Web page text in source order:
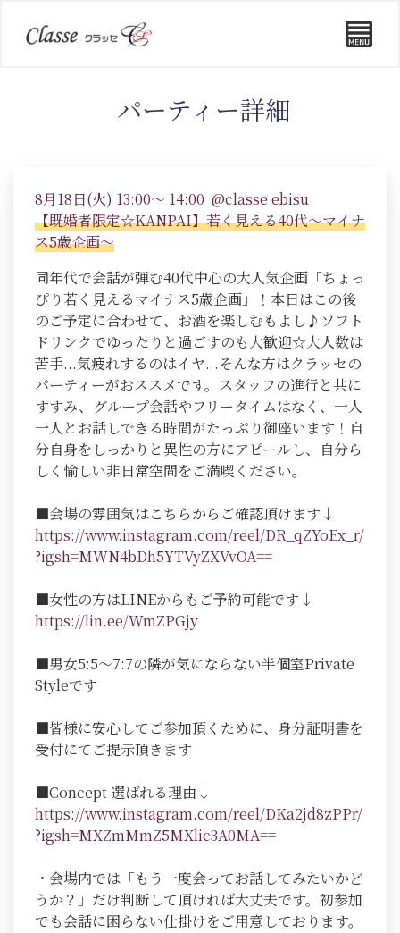
パーティー詳細
8月18日(火) 13:00～ 14:00 @classe ebisu
【既婚者限定☆KANPAI】若く見える40代～マイナ
ス5歳企画～
同年代で会話が弾む40代中心の大人気企画「ちょっ
ぴり若く見えるマイナス5歳企画」！本日はこの後
のご予定に合わせて、お酒を楽しむもよし♪ソフト
ドリンクでゆったりと過ごすのも大歓迎☆大人数は
苦手...気疲れするのはイヤ...そんな方はクラッセの
パーティーがおススメです。スタッフの進行と共に
すすみ、グループ会話やフリータイムはなく、一人
一人とお話しできる時間がたっぷり御座います！自
分自身をしっかりと異性の方にアピールし、自分ら
しく愉しい非日常空間をご満喫ください。
■会場の雰囲気はこちらからご確認頂けます↓
https://www.instagram.com/reel/DR_qZYoEx_r/
?igsh=MWN4bDh5YTVyZXVvOA==
■女性の方はLINEからもご予約可能です↓
https://lin.ee/WmZPGjy
■男女5:5～7:7の隣が気にならない半個室Private
Styleです
■皆様に安心してご参加頂くために、身分証明書を
受付にてご提示頂きます
■Concept 選ばれる理由↓
https://www.instagram.com/reel/DKa2jd8zPPr/
?igsh=MXZmMmZ5MXlic3A0MA==
・会場内では「もう一度会ってお話してみたいかど
うか？」だけ判断して頂ければ大丈夫です。初参加
でも会話に困らない仕掛けをご用意しております。